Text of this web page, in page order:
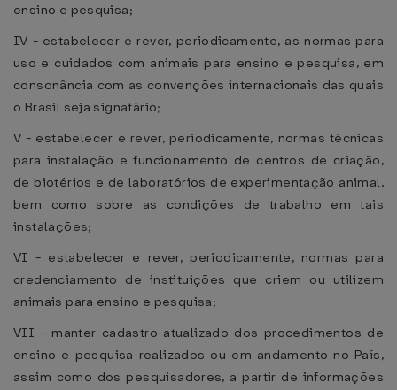
ensino e pesquisa;
IV - estabelecer e rever, periodicamente, as normas para
uso e cuidados com animais para ensino e pesquisa, em
consonância com as convenções internacionais das quais
o Brasil seja signatário;
V - estabelecer e rever, periodicamente, normas técnicas
para instalação e funcionamento de centros de criação,
de biotérios e de laboratórios de experimentação animal,
bem como sobre as condições de trabalho em tais
instalações;
VI - estabelecer e rever, periodicamente, normas para
credenciamento de instituições que criem ou utilizem
animais para ensino e pesquisa;
VII - manter cadastro atualizado dos procedimentos de
ensino e pesquisa realizados ou em andamento no País,
assim como dos pesquisadores, a partir de informações